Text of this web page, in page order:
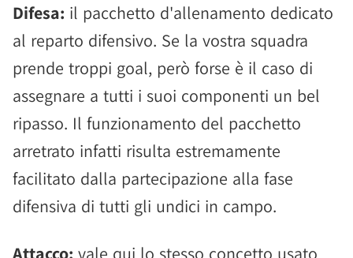
Difesa: il pacchetto d'allenamento dedicato
al reparto difensivo. Se la vostra squadra
prende troppi goal, però forse è il caso di
assegnare a tutti i suoi componenti un bel
ripasso. Il funzionamento del pacchetto
arretrato infatti risulta estremamente
facilitato dalla partecipazione alla fase
difensiva di tutti gli undici in campo.
Attacco: vale qui lo stesso concetto usato